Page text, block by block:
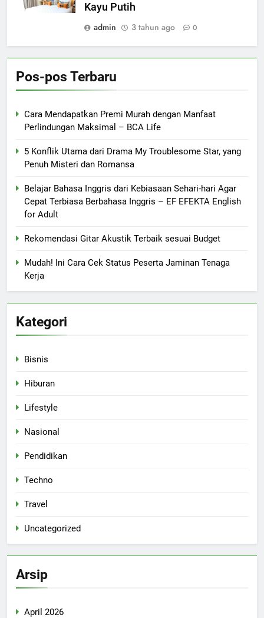
Kayu Putih
admin
3 tahun ago 0
Pos-pos Terbaru
Cara Mendapatkan Premi Murah dengan Manfaat
Perlindungan Maksimal – BCA Life
5 Konflik Utama dari Drama My Troublesome Star, yang
Penuh Misteri dan Romansa
Belajar Bahasa Inggris dari Kebiasaan Sehari-hari Agar
Cepat Terbiasa Berbahasa Inggris – EF EFEKTA English
for Adult
Rekomendasi Gitar Akustik Terbaik sesuai Budget
Mudah! Ini Cara Cek Status Peserta Jaminan Tenaga
Kerja
Kategori
Bisnis
Hiburan
Lifestyle
Nasional
Pendidikan
Techno
Travel
Uncategorized
Arsip
April 2026